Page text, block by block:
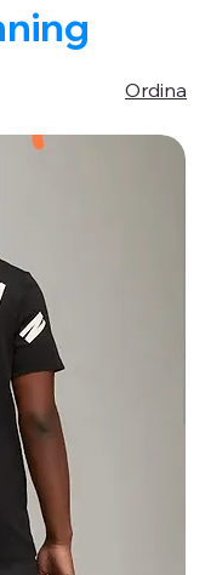
Ordina